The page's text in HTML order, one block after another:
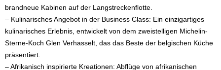
brandneue Kabinen auf der Langstreckenflotte.
– Kulinarisches Angebot in der Business Class: Ein einzigartiges
kulinarisches Erlebnis, entwickelt von dem zweistelligen Michelin-
Sterne-Koch Glen Verhasselt, das das Beste der belgischen Küche
präsentiert.
– Afrikanisch inspirierte Kreationen: Abflüge von afrikanischen